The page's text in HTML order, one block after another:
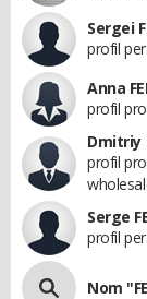
Sergei
profil
Anna
profil
Dmitriy
profil
Serge
profil
Nom